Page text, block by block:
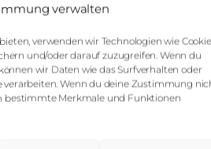
verwalten
verwenden wir Technologien wie
und/oder darauf zuzugreifen. Wenn du
wir Daten wie das Surfverhalten oder
verarbeiten. Wenn du deine Zustimmung
bestimmte Merkmale und Funktionen